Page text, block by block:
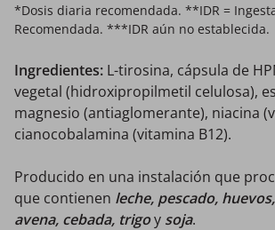
*Dosis diaria recomendada. **IDR =
Recomendada. ***IDR aún no establecida.
Ingredientes: L-tirosina, cápsula de
vegetal (hidroxipropilmetil celulosa),
magnesio (antiaglomerante), niacina
cianocobalamina (vitamina B12).
Producido en una instalación que
que contienen leche, pescado,
avena, cebada, trigoy soja.